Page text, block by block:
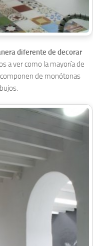
diferente de decorar
a ver como la mayoría de
de monótonas